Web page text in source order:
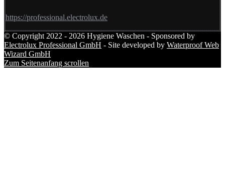
https://professional.electrolux.de
© Copyright 2022 - 2026 Hygiene Waschen - Sponsored by
Electrolux Professional GmbH - Site developed by Waterproof Web
Wizard GmbH
Zum Seitenanfang scrollen